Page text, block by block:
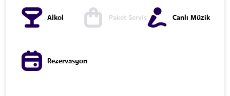
Alkol Paket Servis Canlı Müzik
Rezervasyon